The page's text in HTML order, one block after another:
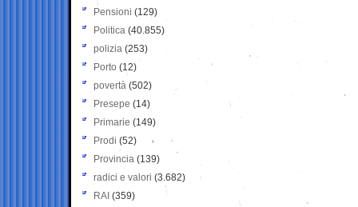
Pensioni (129)
Politica (40.855)
polizia (253)
Porto (12)
povertà (502)
Presepe (14)
Primarie (149)
Prodi (52)
Provincia (139)
radici e valori (3.682)
RAI (359)